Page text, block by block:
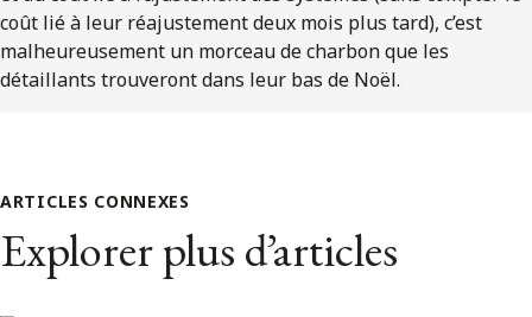
coût lié à leur réajustement deux mois plus tard), c’est
malheureusement un morceau de charbon que les
détaillants trouveront dans leur bas de Noël.
ARTICLES CONNEXES
Explorer plus d’articles